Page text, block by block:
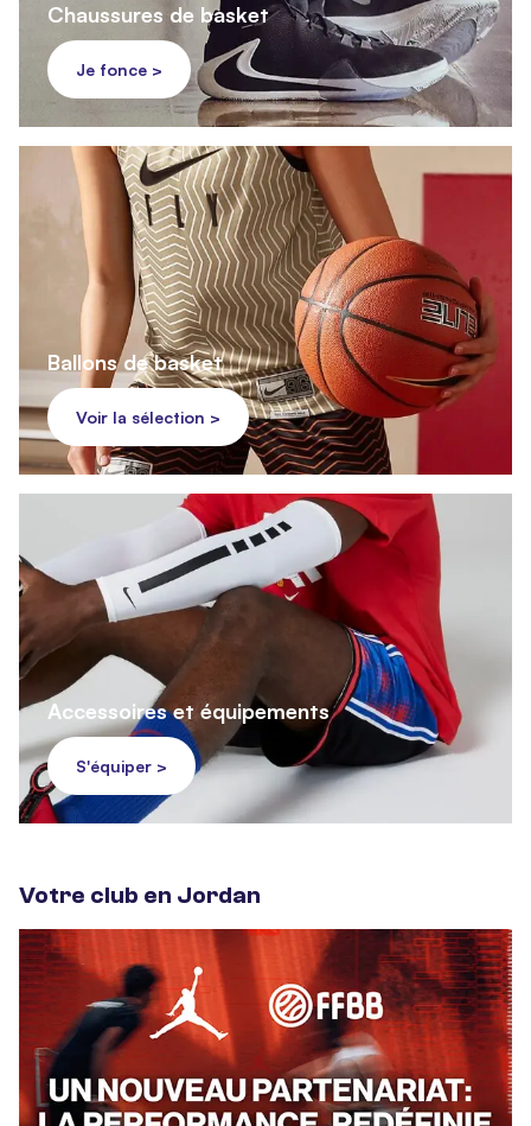
Chaussures de basket
Je fonce >
Ballons de basket
Voir la sélection >
Accessoires et équipements
S'équiper >
Votre club en Jordan